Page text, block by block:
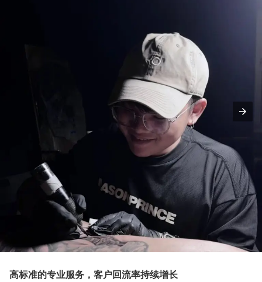
高标准的专业服务，客户回流率持续增长